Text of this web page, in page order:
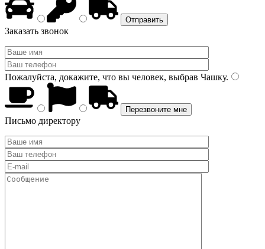
Заказать звонок
Пожалуйста, докажите, что вы человек, выбрав Чашку.
Письмо директору